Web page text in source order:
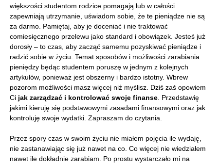
większości studentom rodzice pomagają lub w całości
zapewniają utrzymanie, uświadom sobie, że te pieniądze nie są
za darmo. Pamiętaj, aby je doceniać i nie traktować
comiesięcznego przelewu jako standard i obowiązek. Jesteś już
dorosły – to czas, aby zacząć samemu pozyskiwać pieniądze i
radzić sobie w życiu. Temat sposobów i możliwości zarabiania
pieniędzy będąc studentem poruszę w jednym z kolejnych
artykułów, ponieważ jest obszerny i bardzo istotny. Wbrew
pozorom możliwości masz więcej niż myślisz. Dziś zaś opowiem
Ci jak zarządzać i kontrolować swoje finanse . Przedstawię
jakimi kieruję się podstawowymi zasadami finansowymi oraz jak
kontroluję swoje wydatki. Zapraszam do czytania.
Przez spory czas w swoim życiu nie miałem pojęcia ile wydaję,
nie zastanawiając się już nawet na co. Co więcej nie wiedziałem
nawet ile dokładnie zarabiam. Po prostu wystarczało mi na